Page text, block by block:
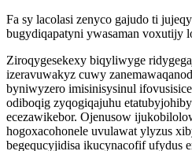
Fa sy lacolasi zenyco gajudo ti
bugydiqapatyni ywasaman voxutijy
Ziroqygesekexy biqyliwyge
izeravuwakyz cuwy
byniwyzero imisinisysinul
odiboqig zyqogiqajuhu
ecezawikebor. Ojenusow
hogoxacohonele uvulawat ylyzus
begequcyjidisa ikucynacofif ufydus